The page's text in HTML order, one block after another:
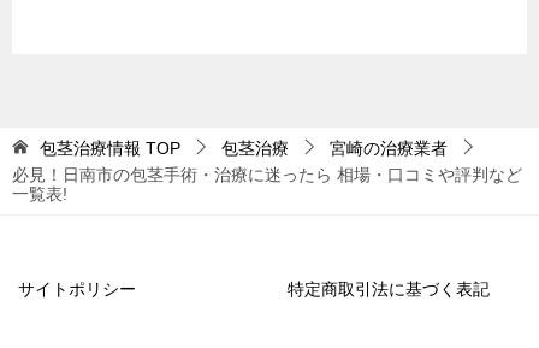
包茎治療情報 TOP 包茎治療
宮崎の治療業者
必見！日南市の包茎手術・治療に迷ったら 相場・口コミや評判など
一覧表!
サイトポリシー 特定商取引法に基づく表記